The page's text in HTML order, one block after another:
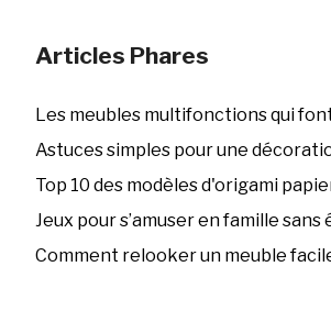
Articles Phares
Les meubles multifonctions qui
Astuces simples pour une
Top 10 des modèles d'origami
Jeux pour s’amuser en famille sans
Comment relooker un meuble